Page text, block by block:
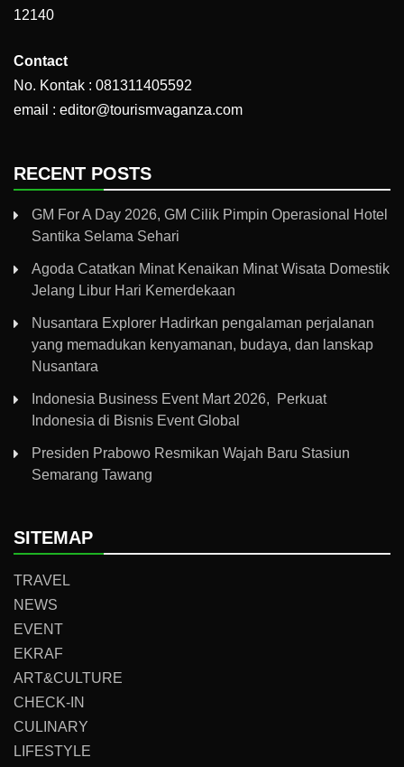
12140
Contact
No. Kontak : 081311405592
email : editor@tourismvaganza.com
RECENT POSTS
GM For A Day 2026, GM Cilik Pimpin Operasional Hotel
Santika Selama Sehari
Agoda Catatkan Minat Kenaikan Minat Wisata Domestik
Jelang Libur Hari Kemerdekaan
Nusantara Explorer Hadirkan pengalaman perjalanan
yang memadukan kenyamanan, budaya, dan lanskap
Nusantara
Indonesia Business Event Mart 2026, Perkuat
Indonesia di Bisnis Event Global
Presiden Prabowo Resmikan Wajah Baru Stasiun
Semarang Tawang
SITEMAP
TRAVEL
NEWS
EVENT
EKRAF
ART&CULTURE
CHECK-IN
CULINARY
LIFESTYLE